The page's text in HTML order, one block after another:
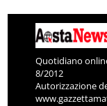
Quotidiano
8/2012
Autorizzazione